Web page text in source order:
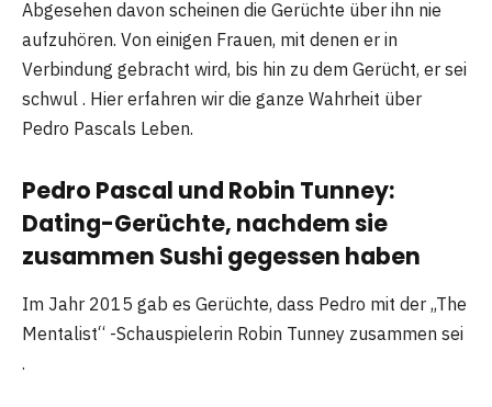
Abgesehen davon scheinen die Gerüchte über ihn nie
aufzuhören. Von einigen Frauen, mit denen er in
Verbindung gebracht wird, bis hin zu dem Gerücht, er sei
schwul . Hier erfahren wir die ganze Wahrheit über
Pedro Pascals Leben.
Pedro Pascal und Robin Tunney:
Dating-Gerüchte, nachdem sie
zusammen Sushi gegessen haben
Im Jahr 2015 gab es Gerüchte, dass Pedro mit der „The
Mentalist“ -Schauspielerin Robin Tunney zusammen sei
.